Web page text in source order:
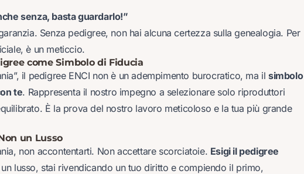
senza, basta guardarlo!”
Senza pedigree, non hai alcuna certezza sulla genealogia. Per
è un meticcio.
come Simbolo di Fiducia
il pedigree ENCI non è un adempimento burocratico, ma il simbolo
te. Rappresenta il nostro impegno a selezionare solo riproduttori
È la prova del nostro lavoro meticoloso e la tua più grande
un Lusso
non accontentarti. Non accettare scorciatoie. Esigi il pedigree
lusso, stai rivendicando un tuo diritto e compiendo il primo,